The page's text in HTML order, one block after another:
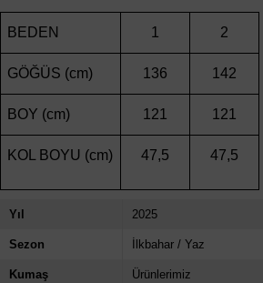
BEDEN 1 2
GÖĞÜS (cm) 136 142
BOY (cm) 121 121
KOL BOYU (cm) 47,5 47,5
Yıl 2025
Sezon İlkbahar / Yaz
Kumaş Ürünlerimiz